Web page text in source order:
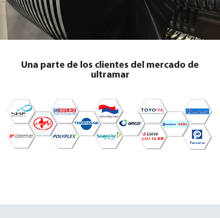
Una parte de los clientes del mercado de
ultramar